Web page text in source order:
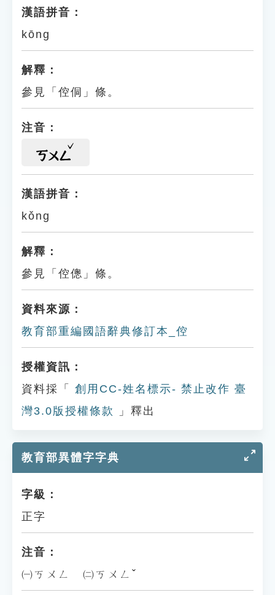
漢語拼音：
kōng
解釋：
參見「倥侗」條。
注音：
ㄎㄨㄥ
漢語拼音：
kǒng
解釋：
參見「倥傯」條。
資料來源：
教育部重編國語辭典修訂本_倥
授權資訊：
資料採「
創用CC-姓名標示- 禁止改作 臺
灣3.0版授權條款
」釋出
教育部異體字字典
字級：
正字
注音：
㈠ㄎㄨㄥ ㈡ㄎㄨㄥˇ